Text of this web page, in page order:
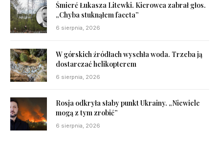
Śmierć Łukasza Litewki. Kierowca zabrał głos.
„Chyba stuknąłem faceta”
6 sierpnia, 2026
W górskich źródłach wyschła woda. Trzeba ją
dostarczać helikopterem
6 sierpnia, 2026
Rosja odkryła słaby punkt Ukrainy. „Niewiele
mogą z tym zrobić”
6 sierpnia, 2026